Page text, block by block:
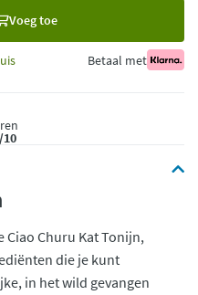
Voeg toe
Betaal met
10
Ciao Churu Kat Tonijn,
die je kunt
in het wild gevangen